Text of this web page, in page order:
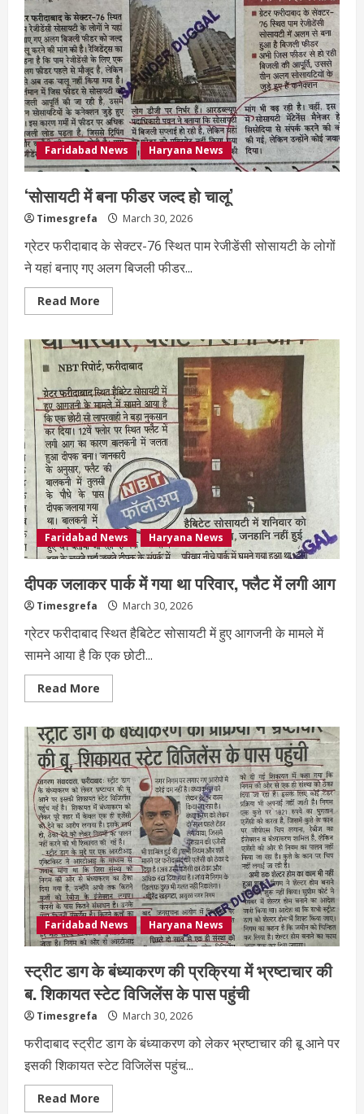
Faridabad News Haryana News
‘सोसायटी में बना फीडर जल्द हो चालू’
Timesgrefa March 30, 2026
ग्रेटर फरीदाबाद के सेक्टर-76 स्थित पाम रेजीडेंसी सोसायटी के लोगों
ने यहां बनाए गए अलग बिजली फीडर...
Read More
Faridabad News Haryana News
दीपक जलाकर पार्क में गया था परिवार, फ्लैट में लगी आग
Timesgrefa March 30, 2026
ग्रेटर फरीदाबाद स्थित हैबिटेट सोसायटी में हुए आगजनी के मामले में
सामने आया है कि एक छोटी...
Read More
Faridabad News Haryana News
स्ट्रीट डाग के बंध्याकरण की प्रक्रिया में भ्रष्टाचार की
ब. शिकायत स्टेट विजिलेंस के पास पहुंची
Timesgrefa March 30, 2026
फरीदाबाद स्ट्रीट डाग के बंध्याकरण को लेकर भ्रष्टाचार की बू आने पर
इसकी शिकायत स्टेट विजिलेंस पहुंच...
Read More